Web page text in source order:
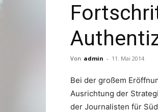
Von admin - 11. Mai 2014
Bei der großem
Ausrichtung der
der Journalisten für